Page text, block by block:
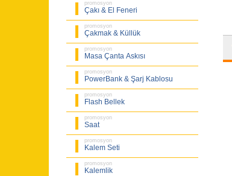
promosyon
Çakı & El Feneri
promosyon
Çakmak & Küllük
promosyon
Masa Çanta Askısı
promosyon
PowerBank & Şarj Kablosu
promosyon
Flash Bellek
promosyon
Saat
promosyon
Kalem Seti
promosyon
Kalemlik